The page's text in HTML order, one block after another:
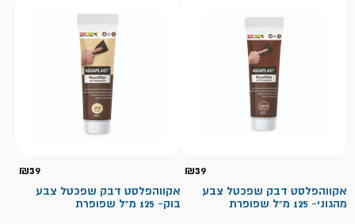
₪39
אקווהפלסט דבק שפכטל צבע
מהגוני- 125 מ"ל שפופרת
₪39
אקווהפלסט דבק שפכטל צבע
בוק- 125 מ"ל שפופרת